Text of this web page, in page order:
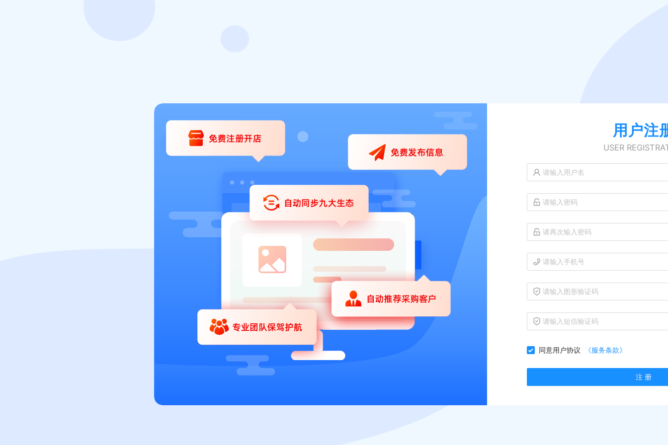
用户注
USER
同意用户协议 《服务条款》
注 册